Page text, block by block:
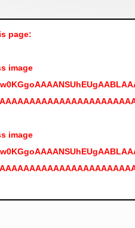
page:
image
image